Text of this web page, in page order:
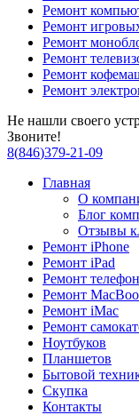
Ремонт
Ремонт
Ремонт
Ремонт
Ремонт
Ремонт
Не нашли своего
Звоните!
8(846)379-21-09
Главная
О
Блог
Отзывы
Ремонт iPhone
Ремонт iPad
Ремонт
Ремонт
Ремонт iMac
Ремонт
Ноутбуков
Планшетов
Бытовой
Скупка
Контакты